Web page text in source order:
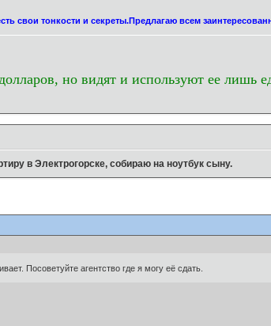
свои тонкости и секреты.Предлагаю всем
но видят и используют ее лишь
в Электрогорске, собираю на ноутбук сыну.
Посоветуйте агентство где я могу её сдать.